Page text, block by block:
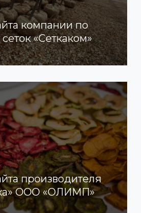
компании по
«Сеткаком»
производителя
ООО «ОЛИМП»